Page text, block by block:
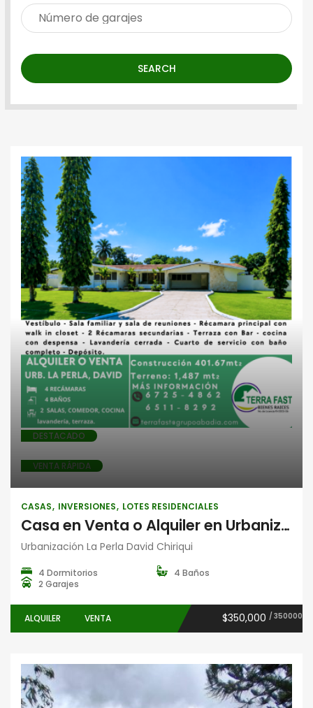
SEARCH
CasasInversionesLotes
residenciales
DESTACADO
VENTA RÁPIDA
CASAS INVERSIONES LOTES RESIDENCIALES
Casa en Venta o Alquiler en Urbanización La Perla, David, Chiriquí | 4 Recámaras y 4 Baños
Urbanización La Perla David Chiriqui
4 Dormitorios
4 Baños
2 Garajes
ALQUILER VENTA $350,000 / 350000